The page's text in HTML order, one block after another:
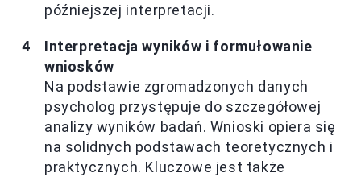
późniejszej interpretacji.
Interpretacja wyników i formułowanie
wniosków
Na podstawie zgromadzonych danych
psycholog przystępuje do szczegółowej
analizy wyników badań. Wnioski opiera się
na solidnych podstawach teoretycznych i
praktycznych. Kluczowe jest także